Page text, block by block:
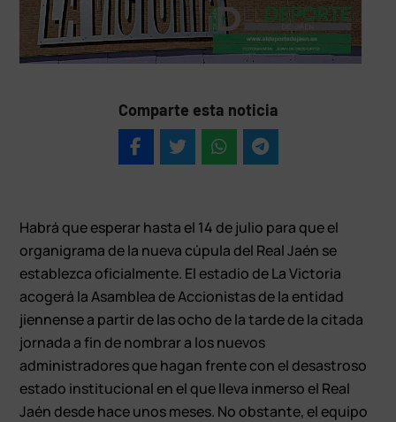
Comparte esta noticia
Habrá que esperar hasta el 14 de julio para que el
organigrama de la nueva cúpula del Real Jaén se
establezca oficialmente. El estadio de La Victoria
acogerá la Asamblea de Accionistas de la entidad
jiennense a partir de las ocho de la tarde de la citada
jornada a fin de nombrar a los nuevos
administradores que hagan frente con el desastroso
estado institucional en el que lleva inmerso el Real
Jaén desde hace unos meses. No obstante, el equipo